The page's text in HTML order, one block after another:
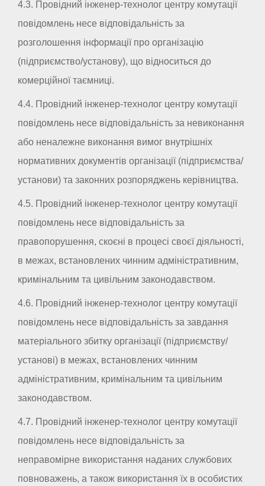
4.3. Провідний інженер-технолог центру комутації
повідомлень несе відповідальність за
розголошення інформації про організацію
(підприємство/установу), що відноситься до
комерційної таємниці.
4.4. Провідний інженер-технолог центру комутації
повідомлень несе відповідальність за невиконання
або неналежне виконання вимог внутрішніх
нормативних документів організації (підприємства/
установи) та законних розпоряджень керівництва.
4.5. Провідний інженер-технолог центру комутації
повідомлень несе відповідальність за
правопорушення, скоєні в процесі своєї діяльності,
в межах, встановлених чинним адміністративним,
кримінальним та цивільним законодавством.
4.6. Провідний інженер-технолог центру комутації
повідомлень несе відповідальність за завдання
матеріального збитку організації (підприємству/
установі) в межах, встановлених чинним
адміністративним, кримінальним та цивільним
законодавством.
4.7. Провідний інженер-технолог центру комутації
повідомлень несе відповідальність за
неправомірне використання наданих службових
повноважень, а також використання їх в особистих